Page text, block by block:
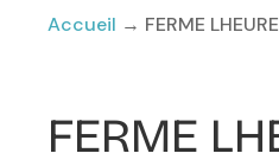
Accueil → FERME
FERME